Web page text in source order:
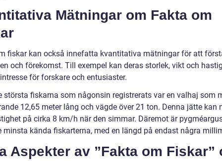
Mätningar om Fakta om
fiskar kan också innefatta kvantitativa mätningar för att
och förekomst. Till exempel kan deras storlek, vikt och
för forskare och entusiaster.
största fiskarna som någonsin registrerats var en valhaj som
12,65 meter lång och vägde över 21 ton. Denna jätte kan
på cirka 8 km/h när den simmar. Däremot är
minsta kända fiskarterna, med en längd på endast några
Aspekter av ”Fakta om Fiskar”